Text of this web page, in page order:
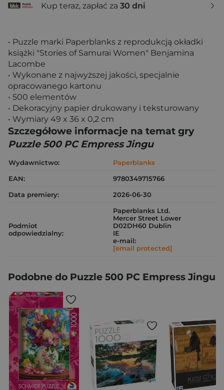
Kup teraz, zapłać za 30 dni
• Puzzle marki Paperblanks z reprodukcją okładki
książki "Stories of Samurai Women" Benjamina
Lacombe
• Wykonane z najwyższej jakości, specjalnie
opracowanego kartonu
• 500 elementów
• Dekoracyjny papier drukowany i teksturowany
• Wymiary 49 x 36 x 0,2 cm
Szczegółowe informacje na temat gry
Puzzle 500 PC Empress Jingu
Wydawnictwo:
Paperblanks
EAN:
9780349715766
Data premiery:
2026-06-30
Podmiot
odpowiedzialny:
Paperblanks Ltd.
Mercer Street Lower
D02DH60 Dublin
IE
e-mail:
[email protected]
Podobne do Puzzle 500 PC Empress Jingu